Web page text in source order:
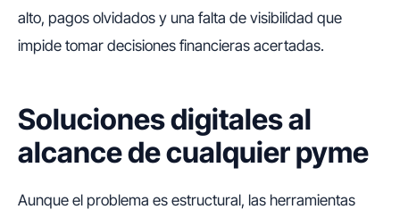
alto, pagos olvidados y una falta de visibilidad que
impide tomar decisiones financieras acertadas.
Soluciones digitales al
alcance de cualquier pyme
Aunque el problema es estructural, las herramientas